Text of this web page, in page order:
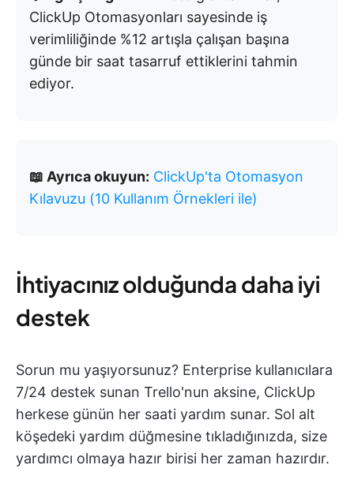
ClickUp Otomasyonları sayesinde iş
verimliliğinde %12 artışla çalışan başına
günde bir saat tasarruf ettiklerini tahmin
ediyor.
📖 Ayrıca okuyun: ClickUp'ta Otomasyon
Kılavuzu (10 Kullanım Örnekleri ile)
İhtiyacınız olduğunda daha iyi
destek
Sorun mu yaşıyorsunuz? Enterprise kullanıcılara
7/24 destek sunan Trello'nun aksine, ClickUp
herkese günün her saati yardım sunar. Sol alt
köşedeki yardım düğmesine tıkladığınızda, size
yardımcı olmaya hazır birisi her zaman hazırdır.